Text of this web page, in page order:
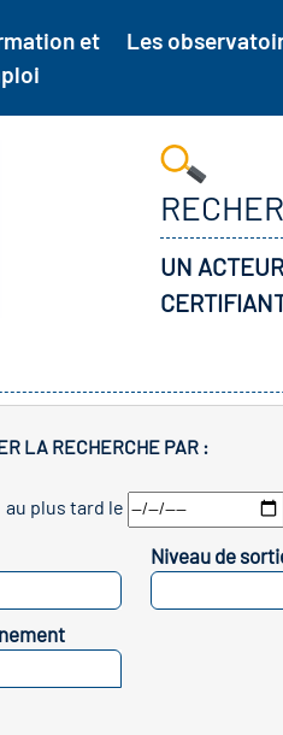
et
Les
UN
LA RECHERCHE PAR :
au plus tard le
Niveau de